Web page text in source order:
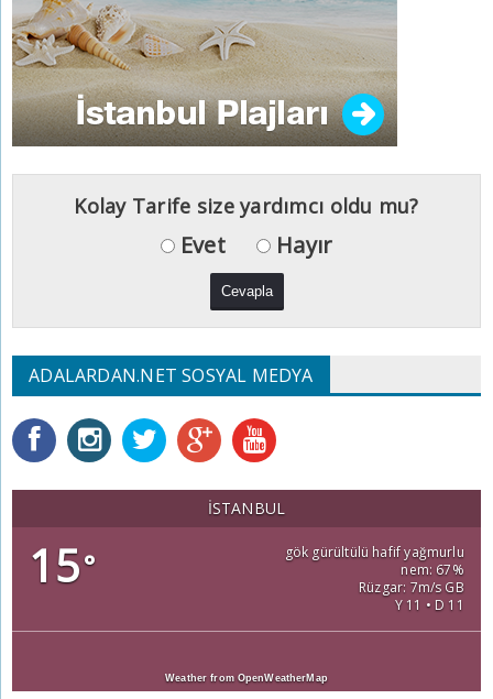
Kolay Tarife size yardımcı oldu mu?
Evet Hayır
ADALARDAN.NET SOSYAL MEDYA
İSTANBUL
15°
gök gürültülü hafif yağmurlu
nem: 67%
Rüzgar: 7m/s GB
Y 11 • D 11
Weather from OpenWeatherMap